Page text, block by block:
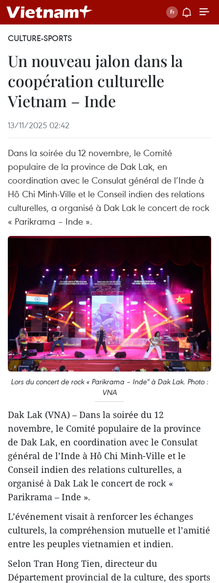
CULTURE-SPORTS
Un nouveau jalon dans la
coopération culturelle
Vietnam – Inde
13/11/2025 02:42
Dans la soirée du 12 novembre, le Comité
populaire de la province de Dak Lak, en
coordination avec le Consulat général de l’Inde à
Hô Chi Minh-Ville et le Conseil indien des relations
culturelles, a organisé à Dak Lak le concert de rock
« Parikrama – Inde ».
Lors du concert de rock « Parikrama – Inde" à Dak Lak. Photo :
VNA
Dak Lak (VNA) – Dans la soirée du 12
novembre, le Comité populaire de la province
de Dak Lak, en coordination avec le Consulat
général de l’Inde à Hô Chi Minh-Ville et le
Conseil indien des relations culturelles, a
organisé à Dak Lak le concert de rock «
Parikrama – Inde ».
L’événement visait à renforcer les échanges
culturels, la compréhension mutuelle et l’amitié
entre les peuples vietnamien et indien.
Selon Tran Hong Tien, directeur du
Département provincial de la culture, des sports